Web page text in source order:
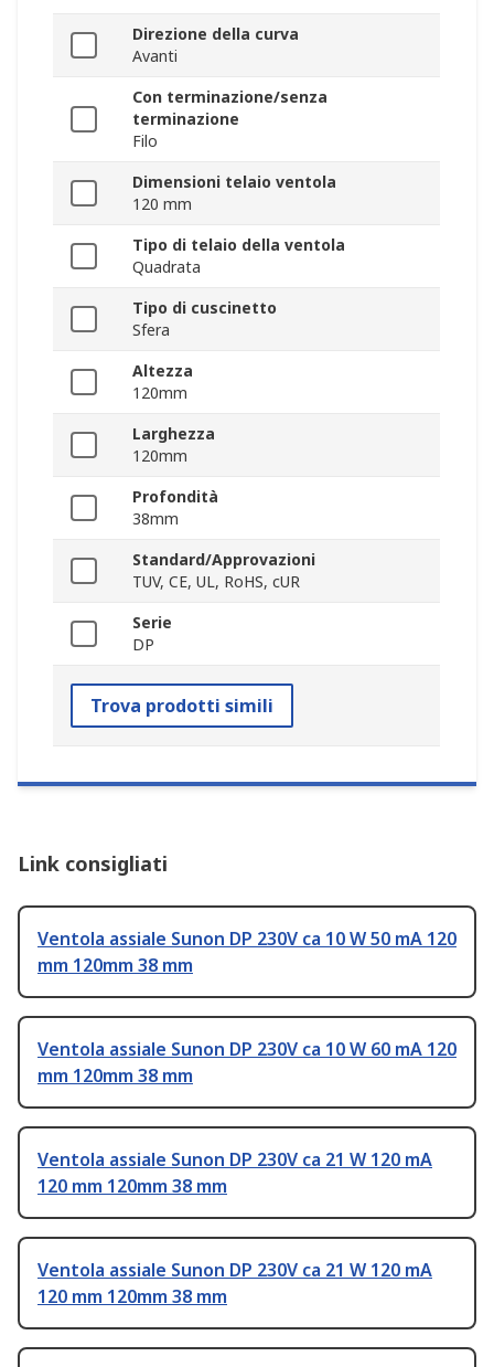
Direzione della curva
Avanti
Con terminazione/senza
terminazione
Filo
Dimensioni telaio ventola
120 mm
Tipo di telaio della ventola
Quadrata
Tipo di cuscinetto
Sfera
Altezza
120mm
Larghezza
120mm
Profondità
38mm
Standard/Approvazioni
TUV, CE, UL, RoHS, cUR
Serie
DP
Trova prodotti simili
Link consigliati
Ventola assiale Sunon DP 230V ca 10 W 50 mA 120
mm 120mm 38 mm
Ventola assiale Sunon DP 230V ca 10 W 60 mA 120
mm 120mm 38 mm
Ventola assiale Sunon DP 230V ca 21 W 120 mA
120 mm 120mm 38 mm
Ventola assiale Sunon DP 230V ca 21 W 120 mA
120 mm 120mm 38 mm